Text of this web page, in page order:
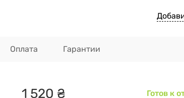
Оплата Гарантии
1 520 ₴ Готов к